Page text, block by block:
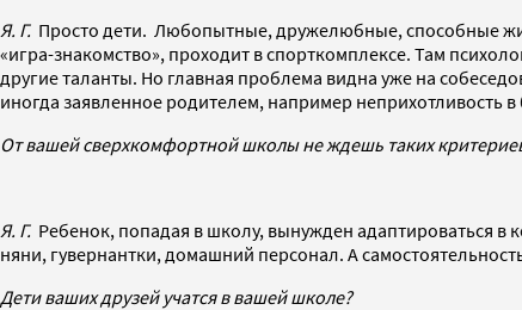
Я. Г. Просто дети. Любопытные, дружелюбные, способные
«игра-знакомство», проходит в спорткомплексе. Там
другие таланты. Но главная проблема видна уже на
иногда заявленное родителем, например неприхотливость
От вашей сверхкомфортной школы не ждешь таких
Я. Г. Ребенок, попадая в школу, вынужден адаптироваться в
няни, гувернантки, домашний персонал. А
Дети ваших друзей учатся в вашей школе?